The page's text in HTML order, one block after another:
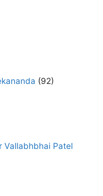
(92)
Vallabhbhai Patel